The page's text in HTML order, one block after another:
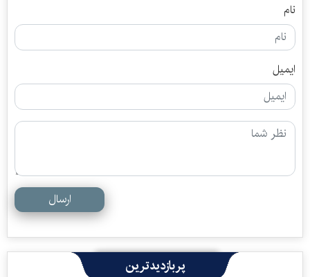
نام
ایمیل
ارسال
پربازدیدترین